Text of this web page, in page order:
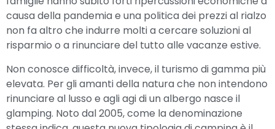
causa della pandemia e una politica dei prezzi al rialzo
non fa altro che indurre molti a cercare soluzioni al
risparmio o a rinunciare del tutto alle vacanze estive.
Non conosce difficoltà, invece, il turismo di gamma più
elevata. Per gli amanti della natura che non intendono
rinunciare al lusso e agli agi di un albergo nasce il
glamping. Noto dal 2005, come la denominazione